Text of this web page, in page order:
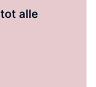
alle